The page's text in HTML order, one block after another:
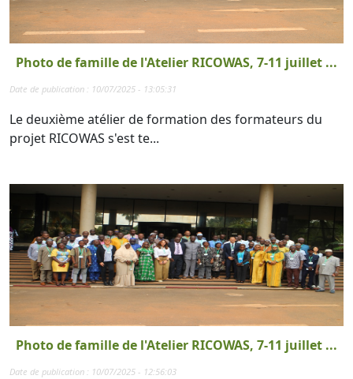
Photo de famille de l'Atelier RICOWAS, 7-11 juillet ...
Date de publication : 10/07/2025 - 13:05:31
Le deuxième atélier de formation des formateurs du
projet RICOWAS s'est te...
Photo de famille de l'Atelier RICOWAS, 7-11 juillet ...
Date de publication : 10/07/2025 - 12:56:03